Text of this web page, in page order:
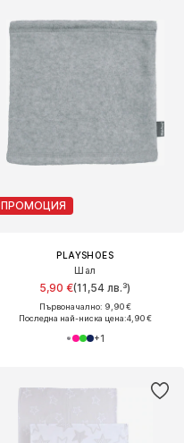
ПРОМОЦИЯ
PLAYSHOES
Шал
5,90 €(11,54 лв.³)
Първоначално: 9,90 €
Последна най-ниска цена:4,90 €
+1